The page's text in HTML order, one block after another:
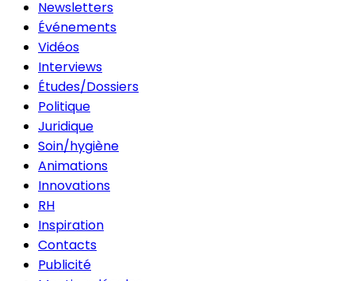
Newsletters
Événements
Vidéos
Interviews
Études/Dossiers
Politique
Juridique
Soin/hygiène
Animations
Innovations
RH
Inspiration
Contacts
Publicité